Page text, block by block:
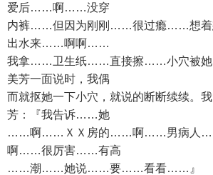
爱后……啊……没穿
内裤……但因为刚刚……很过瘾……想着
出水来……啊啊……
我拿……卫生纸……直接擦……小穴被
美芳一面说时，我偶
而就抠她一下小穴，就说的断断续续。
芳：『我告诉……她
……啊……ＸＸ房的……啊……男病人
啊……很厉害……有高
……潮……她说……要……看看……』